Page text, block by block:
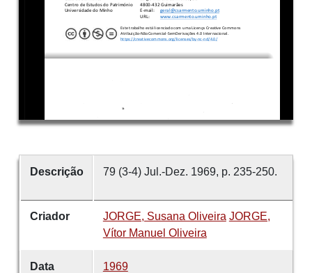
Descrição 79 (3-4) Jul.-Dez. 1969, p. 235-250.
Criador JORGE, Susana Oliveira JORGE,
Vítor Manuel Oliveira
Data 1969